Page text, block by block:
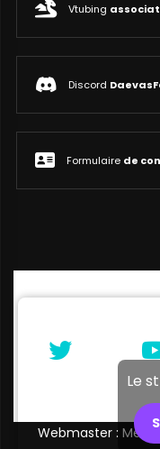
Vtubing
Discord
Formulaire de
Le
Webmaster :